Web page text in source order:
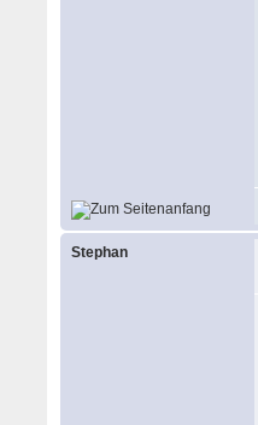
Stephan